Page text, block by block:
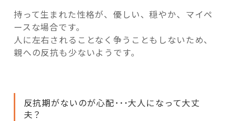
持って生まれた性格が、優しい、穏やか、マイペ
ースな場合です。
人に左右されることなく争うこともしないため、
親への反抗も少ないようです。
反抗期がないのが心配･･･大人になって大丈
夫？